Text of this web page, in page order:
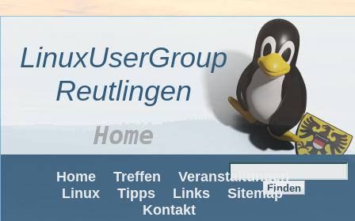
LinuxUserGroup
Reutlingen
Home
Home Treffen
Veranstaltungen
Linux
Tipps Links
Sitemap
Kontakt